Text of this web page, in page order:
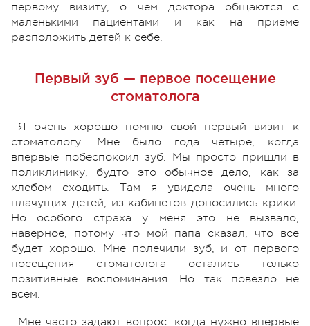
первому визиту, о чем доктора общаются с
маленькими пациентами и как на приеме
расположить детей к себе.
Первый зуб — первое посещение
стоматолога
Я очень хорошо помню свой первый визит к
стоматологу. Мне было года четыре, когда
впервые побеспокоил зуб. Мы просто пришли в
поликлинику, будто это обычное дело, как за
хлебом сходить. Там я увидела очень много
плачущих детей, из кабинетов доносились крики.
Но особого страха у меня это не вызвало,
наверное, потому что мой папа сказал, что все
будет хорошо. Мне полечили зуб, и от первого
посещения стоматолога остались только
позитивные воспоминания. Но так повезло не
всем.
Мне часто задают вопрос: когда нужно впервые